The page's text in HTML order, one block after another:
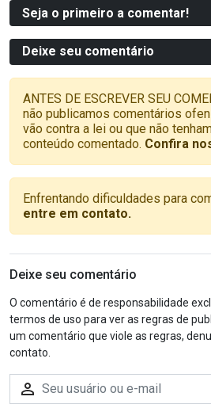
Seja o primeiro a comentar!
Deixe seu comentário
ANTES DE ESCREVER SEU
não publicamos comentários
vão contra a lei ou que não
conteúdo comentado. Confira
Enfrentando dificuldades para
entre em contato.
Deixe seu comentário
O comentário é de responsabilidade
termos de uso para ver as regras de
um comentário que viole as regras,
contato.